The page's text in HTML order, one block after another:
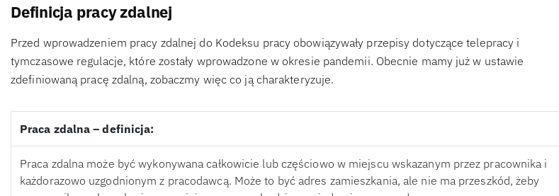
Definicja pracy zdalnej
Przed wprowadzeniem pracy zdalnej do Kodeksu pracy obowiązywały przepisy dotyczące telepracy i
tymczasowe regulacje, które zostały wprowadzone w okresie pandemii. Obecnie mamy już w ustawie
zdefiniowaną pracę zdalną, zobaczmy więc co ją charakteryzuje.
Praca zdalna – definicja:
Praca zdalna może być wykonywana całkowicie lub częściowo w miejscu wskazanym przez pracownika i
każdorazowo uzgodnionym z pracodawcą. Może to być adres zamieszkania, ale nie ma przeszkód, żeby